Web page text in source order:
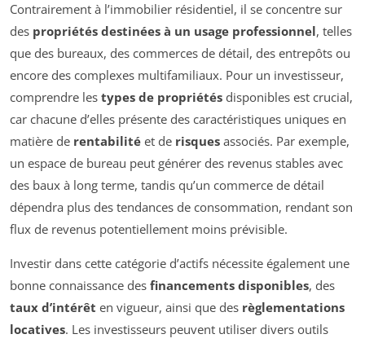
Contrairement à l’immobilier résidentiel, il se concentre sur
des propriétés destinées à un usage professionnel, telles
que des bureaux, des commerces de détail, des entrepôts ou
encore des complexes multifamiliaux. Pour un investisseur,
comprendre les types de propriétés disponibles est crucial,
car chacune d’elles présente des caractéristiques uniques en
matière de rentabilité et de risques associés. Par exemple,
un espace de bureau peut générer des revenus stables avec
des baux à long terme, tandis qu’un commerce de détail
dépendra plus des tendances de consommation, rendant son
flux de revenus potentiellement moins prévisible.
Investir dans cette catégorie d’actifs nécessite également une
bonne connaissance des financements disponibles, des
taux d’intérêt en vigueur, ainsi que des règlementations
locatives. Les investisseurs peuvent utiliser divers outils